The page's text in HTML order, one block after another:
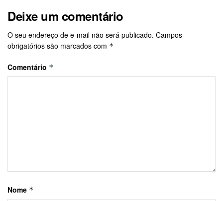
Deixe um comentário
O seu endereço de e-mail não será publicado. Campos
obrigatórios são marcados com *
Comentário *
Nome *